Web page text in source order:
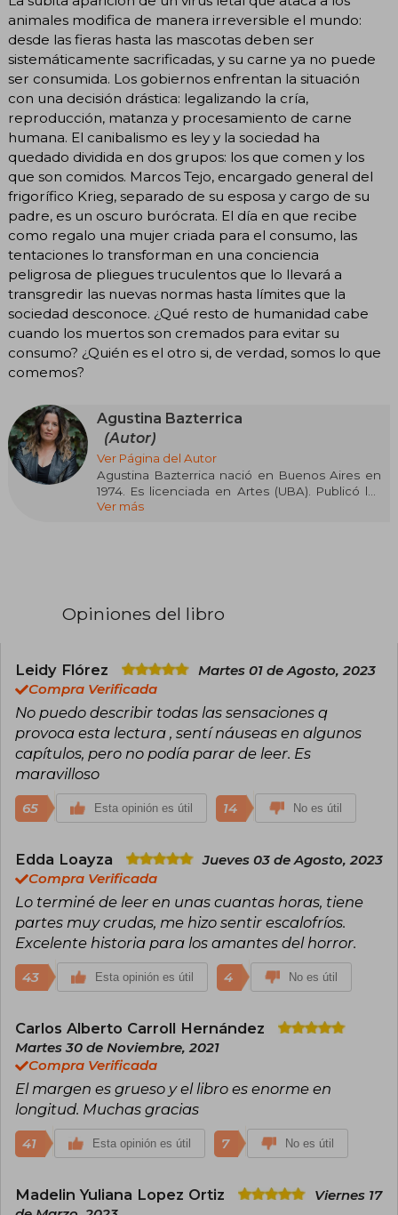
animales modifica de manera irreversible el mundo:
desde las fieras hasta las mascotas deben ser
sistemáticamente sacrificadas, y su carne ya no puede
ser consumida. Los gobiernos enfrentan la situación
con una decisión drástica: legalizando la cría,
reproducción, matanza y procesamiento de carne
humana. El canibalismo es ley y la sociedad ha
quedado dividida en dos grupos: los que comen y los
que son comidos. Marcos Tejo, encargado general del
frigorífico Krieg, separado de su esposa y cargo de su
padre, es un oscuro burócrata. El día en que recibe
como regalo una mujer criada para el consumo, las
tentaciones lo transforman en una conciencia
peligrosa de pliegues truculentos que lo llevará a
transgredir las nuevas normas hasta límites que la
sociedad desconoce. ¿Qué resto de humanidad cabe
cuando los muertos son cremados para evitar su
consumo? ¿Quién es el otro si, de verdad, somos lo que
comemos?
Agustina Bazterrica
(Autor)
Ver Página del Autor
Agustina Bazterrica nació en Buenos Aires en
1974. Es licenciada en Artes (UBA). Publicó las
novelas Matar a la niña (2103) y Cadáver
lo será en Estados Unidos, Taiwán, Arabia
Diecinueve garras y un pájaro oscuro es la
edición revisada y ampliada del volumen de
del encuentro feroz. Varios de los textos aquí
incluidos fueron premiados (Primer Premio
Municipal de la Ciudad de Buenos Aires
«Cuento Inédito 2004/2005» y Primer Premio del
Concurso Latinoamericano de Cuento
«Edmundo Valadés», Puebla, México, 2009,
entre otros). Bazterrica es gestora y curadora
cultural del Ciclo de Arte «Siga al Conejo
Ver más
Opiniones del libro
Leidy Flórez
Martes 01 de Agosto, 2023
Compra Verificada
No puedo describir todas las sensaciones q
provoca esta lectura , sentí náuseas en algunos
capítulos, pero no podía parar de leer. Es
maravilloso
65 Esta opinión es útil 14 No es útil
Edda Loayza
Jueves 03 de Agosto, 2023
Compra Verificada
Lo terminé de leer en unas cuantas horas, tiene
partes muy crudas, me hizo sentir escalofríos.
Excelente historia para los amantes del horror.
43 Esta opinión es útil 4 No es útil
Carlos Alberto Carroll Hernández
Martes 30 de Noviembre, 2021
Compra Verificada
El margen es grueso y el libro es enorme en
longitud. Muchas gracias
41 Esta opinión es útil 7 No es útil
Madelin Yuliana Lopez Ortiz
Viernes 17